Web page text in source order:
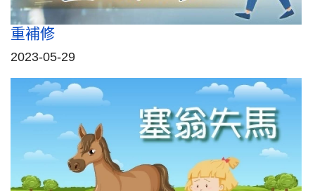
重補修
2023-05-29